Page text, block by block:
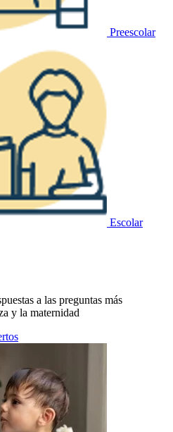
Preescolar
Escolar
a las preguntas más
y la maternidad